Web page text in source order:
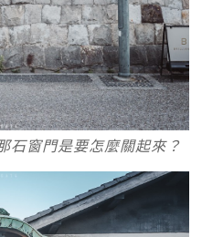
石窗門是要怎麼關起來？